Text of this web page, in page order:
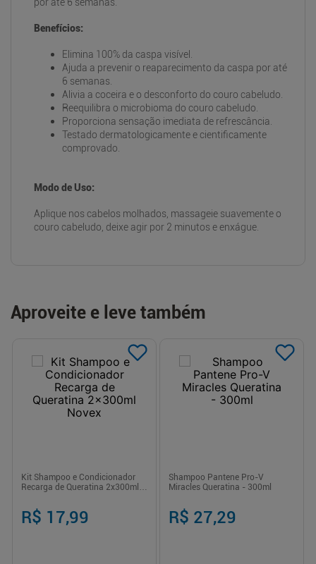
Benefícios:
Elimina 100% da caspa visível.
Ajuda a prevenir o reaparecimento da caspa por até
6 semanas.
Alivia a coceira e o desconforto do couro cabeludo.
Reequilibra o microbioma do couro cabeludo.
Proporciona sensação imediata de refrescância.
Testado dermatologicamente e cientificamente
comprovado.
Modo de Uso:
Aplique nos cabelos molhados, massageie suavemente o
couro cabeludo, deixe agir por 2 minutos e enxágue.
Aproveite e leve também
Kit Shampoo e Condicionador
Recarga de Queratina 2x300ml
R$ 17,99
Shampoo Pantene Pro-V
Miracles Queratina - 300ml
R$ 27,29